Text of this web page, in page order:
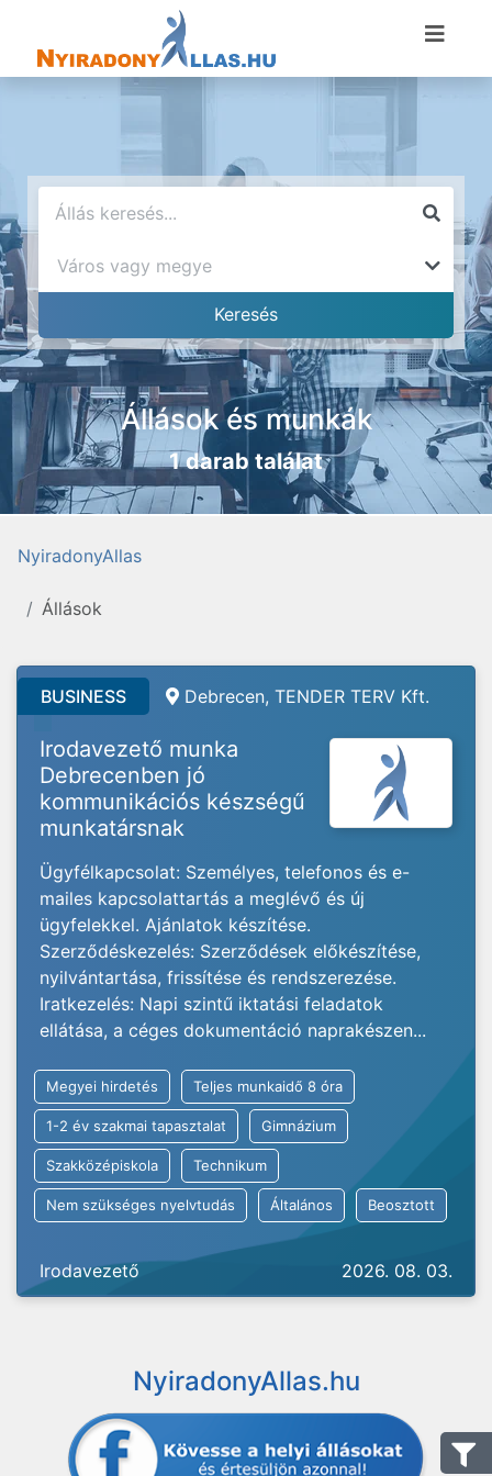
Állások és munkák
1 darab találat
NyiradonyAllas
Állások
BUSINESS Debrecen, TENDER TERV Kft.
Irodavezető munka
Debrecenben jó
kommunikációs készségű
munkatársnak
Ügyfélkapcsolat: Személyes, telefonos és e-
mailes kapcsolattartás a meglévő és új
ügyfelekkel. Ajánlatok készítése.
Szerződéskezelés: Szerződések előkészítése,
nyilvántartása, frissítése és rendszerezése.
Iratkezelés: Napi szintű iktatási feladatok
ellátása, a céges dokumentáció naprakészen...
Megyei hirdetés Teljes munkaidő 8 óra
1-2 év szakmai tapasztalat Gimnázium
Szakközépiskola Technikum
Nem szükséges nyelvtudás Általános Beosztott
Irodavezető 2026. 08. 03.
NyiradonyAllas.hu